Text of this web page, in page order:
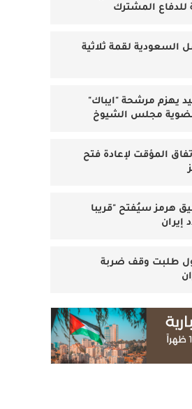
للدفاع المشترك
السعودية لقمة ثلاثية
يهزم مرشحة "ايباك"
مجلس الشيوخ
المؤقت لإعادة فتح
هرمز سيُفتح "قريبا
إيران
3 دول طلبت وقف ضربة